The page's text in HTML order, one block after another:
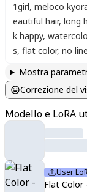
1girl, meloco
eautiful hair, long
k happy,
s, flat color, no
Mostra
Correzione del
Modello e LoRA
User
Flat Color